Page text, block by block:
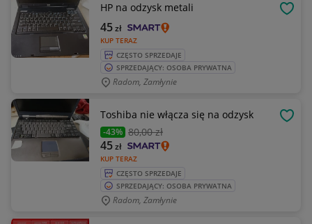
HP na odzysk metali
KUP TERAZ
45zł
CZĘSTO SPRZEDAJE
SPRZEDAJĄCY: OSOBA PRYWATNA
Radom, Zamłynie
Toshiba nie włącza się na odzysk
-43% 80,00 zł
KUP TERAZ
45zł
CZĘSTO SPRZEDAJE
SPRZEDAJĄCY: OSOBA PRYWATNA
Radom, Zamłynie